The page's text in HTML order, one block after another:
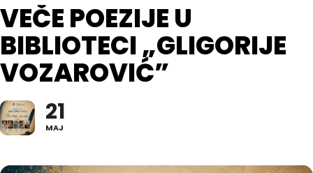
VEČE POEZIJE U
BIBLIOTECI „GLIGORIJE
VOZAROVIĆ”
21
MAJ